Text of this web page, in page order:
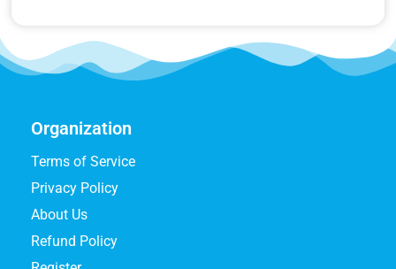
Organization
Terms of Service
Privacy Policy
About Us
Refund Policy